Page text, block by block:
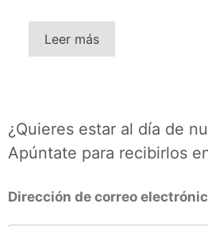
Leer más
¿Quieres estar al día de
Apúntate para recibirlos
Dirección de correo